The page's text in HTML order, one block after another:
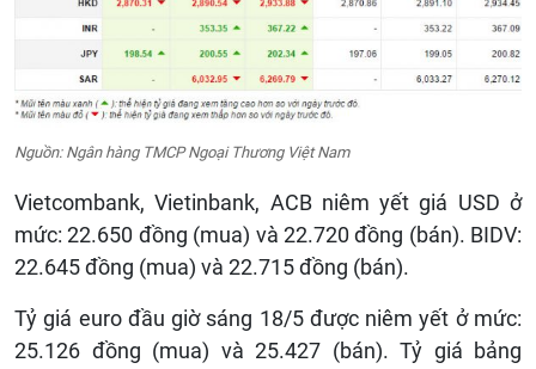
Nguồn: Ngân hàng TMCP Ngoại Thương Việt Nam
Vietcombank, Vietinbank, ACB niêm yết giá USD ở
mức: 22.650 đồng (mua) và 22.720 đồng (bán). BIDV:
22.645 đồng (mua) và 22.715 đồng (bán).
Tỷ giá euro đầu giờ sáng 18/5 được niêm yết ở mức:
25.126 đồng (mua) và 25.427 (bán). Tỷ giá bảng